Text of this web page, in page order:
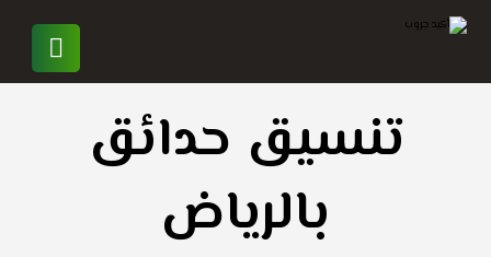
تنسيق حدائق
بالرياض